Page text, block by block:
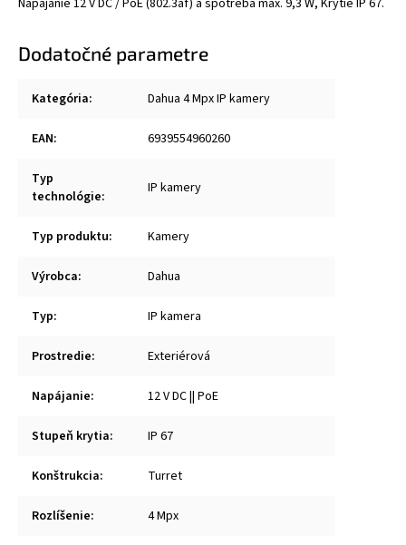
Dodatočné parametre
Kategória: Dahua 4 Mpx IP kamery
EAN: 6939554960260
Typ
technológie: IP kamery
Typ produktu: Kamery
Výrobca: Dahua
Typ: IP kamera
Prostredie: Exteriérová
Napájanie: 12 V DC || PoE
Stupeň krytia: IP 67
Konštrukcia: Turret
Rozlíšenie: 4 Mpx